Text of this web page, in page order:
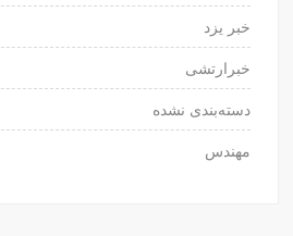
خبر یزد
خبرارتشی
دسته‌بندی نشده
مهندس